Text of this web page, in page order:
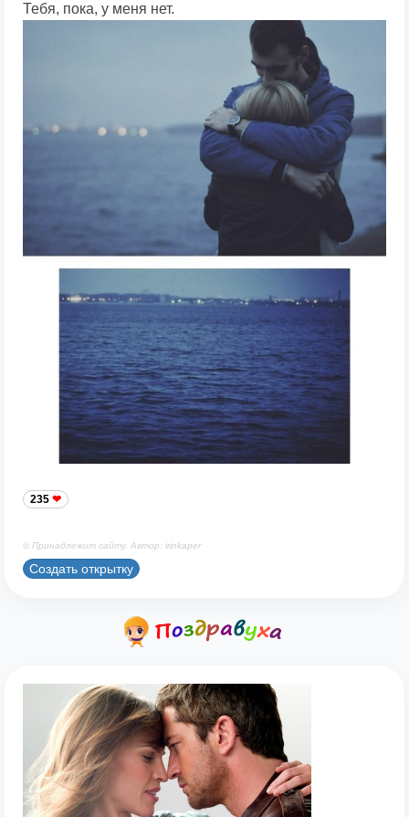
Тебя, пока, у меня нет.
235
© Принадлежит сайту. Автор: irinkaper
Создать открытку